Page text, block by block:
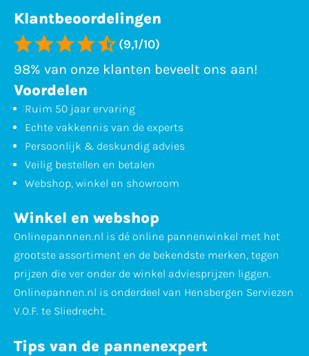
Klantbeoordelingen
(9,1/10)
98% van onze klanten beveelt ons aan!
Voordelen
Ruim 50 jaar ervaring
Echte vakkennis van de experts
Persoonlijk & deskundig advies
Veilig bestellen en betalen
Webshop, winkel en showroom
Winkel en webshop
Onlinepannnen.nl is dé online pannenwinkel met het
grootste assortiment en de bekendste merken, tegen
prijzen die ver onder de winkel adviesprijzen liggen.
Onlinepannen.nl is onderdeel van Hensbergen Serviezen
V.O.F. te Sliedrecht.
Tips van de pannenexpert